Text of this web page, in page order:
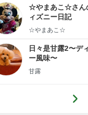
ログ
☆やまあこ☆さん
ィズニー日記
☆やまあこ☆
日々是甘露2〜デ
ー風味〜
甘露